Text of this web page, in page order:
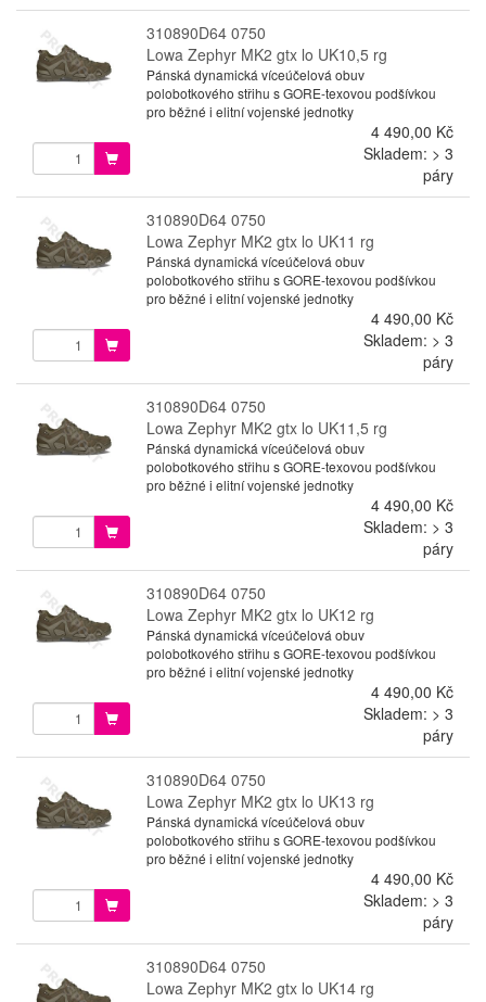
310890D64 0750
Lowa Zephyr MK2 gtx lo UK10,5 rg
Pánská dynamická víceúčelová obuv
polobotkového střihu s GORE-texovou podšívkou
pro běžné i elitní vojenské jednotky
4 490,00 Kč
Skladem: > 3
páry
310890D64 0750
Lowa Zephyr MK2 gtx lo UK11 rg
Pánská dynamická víceúčelová obuv
polobotkového střihu s GORE-texovou podšívkou
pro běžné i elitní vojenské jednotky
4 490,00 Kč
Skladem: > 3
páry
310890D64 0750
Lowa Zephyr MK2 gtx lo UK11,5 rg
Pánská dynamická víceúčelová obuv
polobotkového střihu s GORE-texovou podšívkou
pro běžné i elitní vojenské jednotky
4 490,00 Kč
Skladem: > 3
páry
310890D64 0750
Lowa Zephyr MK2 gtx lo UK12 rg
Pánská dynamická víceúčelová obuv
polobotkového střihu s GORE-texovou podšívkou
pro běžné i elitní vojenské jednotky
4 490,00 Kč
Skladem: > 3
páry
310890D64 0750
Lowa Zephyr MK2 gtx lo UK13 rg
Pánská dynamická víceúčelová obuv
polobotkového střihu s GORE-texovou podšívkou
pro běžné i elitní vojenské jednotky
4 490,00 Kč
Skladem: > 3
páry
310890D64 0750
Lowa Zephyr MK2 gtx lo UK14 rg